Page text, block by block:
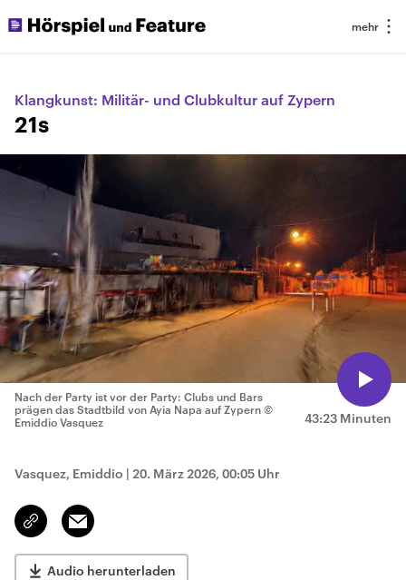
Klangkunst: Militär- und Clubkultur auf Zypern
21s
43:23 Minuten
Nach der Party ist vor der Party: Clubs und Bars
prägen das Stadtbild von Ayia Napa auf Zypern ©
Emiddio Vasquez
Vasquez, Emiddio | 20. März 2026, 00:05 Uhr
Link
kopieren/teilen
Email
Audio herunterladen